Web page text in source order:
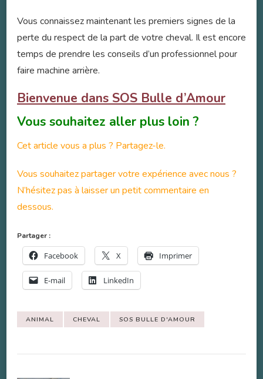
Vous connaissez maintenant les premiers signes de la
perte du respect de la part de votre cheval. Il est encore
temps de prendre les conseils d’un professionnel pour
faire machine arrière.
Bienvenue dans SOS Bulle d’Amour
Vous souhaitez aller plus loin ?
Cet article vous a plus ? Partagez-le.
Vous souhaitez partager votre expérience avec nous ?
N’hésitez pas à laisser un petit commentaire en
dessous.
Partager :
Facebook X Imprimer
E-mail LinkedIn
ANIMAL CHEVAL SOS BULLE D'AMOUR